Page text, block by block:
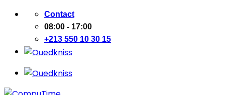
Passer
contenu
Contact
08:00 - 17:00
+213 550 10 30 15